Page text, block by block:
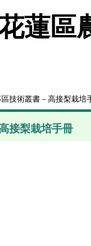
蓮區
技術叢書－高接梨栽培
接梨栽培手冊